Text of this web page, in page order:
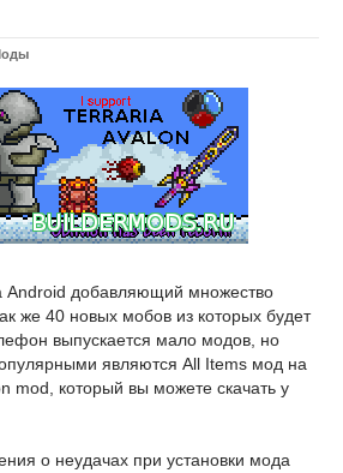
Android добавляющий множество
же 40 новых мобов из которых будет
выпускается мало модов, но
являются All Items мод на
mod, который вы можете скачать у
о неудачах при установки мода